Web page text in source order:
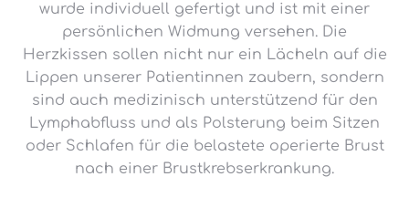
wurde individuell gefertigt und ist mit einer
persönlichen Widmung versehen. Die
Herzkissen sollen nicht nur ein Lächeln auf die
Lippen unserer Patientinnen zaubern, sondern
sind auch medizinisch unterstützend für den
Lymphabfluss und als Polsterung beim Sitzen
oder Schlafen für die belastete operierte Brust
nach einer Brustkrebserkrankung.